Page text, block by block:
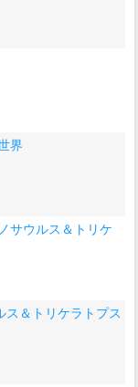
界
サウルス＆トリケ
ス＆トリケラトプス